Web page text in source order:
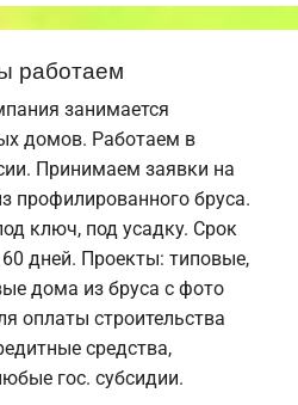
работаем
занимается
домов. Работаем в
Принимаем заявки на
профилированного бруса.
ключ, под усадку. Срок
дней. Проекты: типовые,
дома из бруса с фото
оплаты строительства
средства,
гос. субсидии.